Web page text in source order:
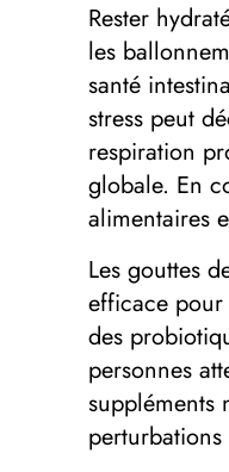
Rester
les
santé
stress peut
respiration
globale. En
alimentaires
Les gouttes
efficace pour
des
personnes
suppléments